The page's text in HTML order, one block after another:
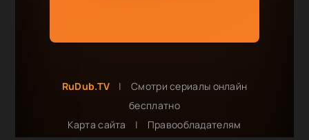
RuDub.TV |
Смотри сериалы онлайн
бесплатно
Карта сайта
|
Правообладателям